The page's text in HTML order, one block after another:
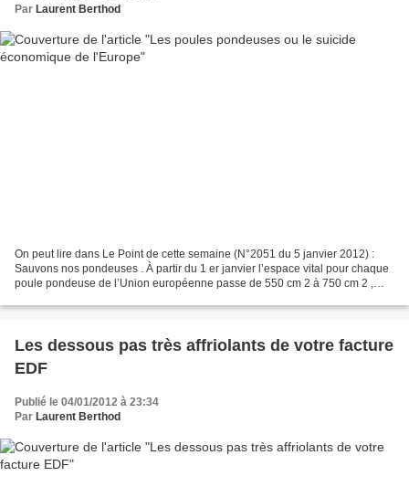
Par Laurent Berthod
On peut lire dans Le Point de cette semaine (N°2051 du 5 janvier 2012) :
Sauvons nos pondeuses . À partir du 1 er janvier l’espace vital pour chaque
poule pondeuse de l’Union européenne passe de 550 cm 2 à 750 cm 2 ,
Les dessous pas très affriolants de votre facture
EDF
Publié le 04/01/2012 à 23:34
Par Laurent Berthod